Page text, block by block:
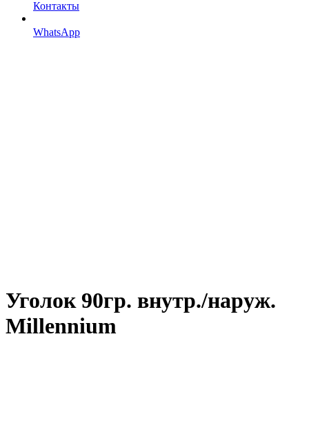
Контакты
WhatsApp
Уголок 90гр. внутр./наруж.
Millennium